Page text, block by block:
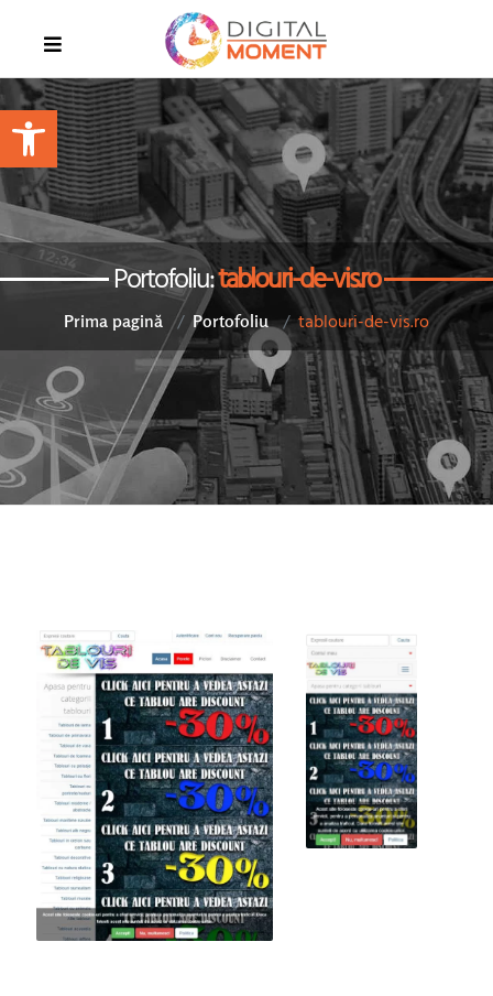
Portofoliu:tablouri-de-vis.ro
Prima pagină Portofoliu tablouri-de-vis.ro
Open toolbar